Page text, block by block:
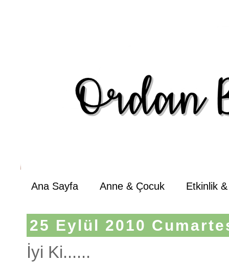
Ana Sayfa Anne & Çocuk Etkinlik
25 Eylül 2010
İyi Ki......